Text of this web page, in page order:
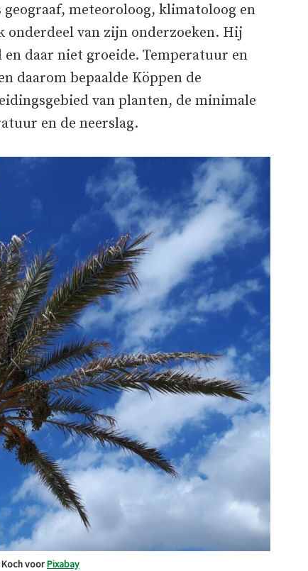
geograaf, meteoroloog, klimatoloog en
onderdeel van zijn onderzoeken. Hij
daar niet groeide. Temperatuur en
daarom bepaalde Köppen de
van planten, de minimale
en de neerslag.
voorPixabay